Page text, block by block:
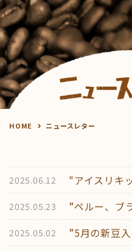
HOME ニュースレター
2025.06.12 "アイスリキ
2025.05.23 ”ペルー、ブ
2025.05.02 ”5月の新豆